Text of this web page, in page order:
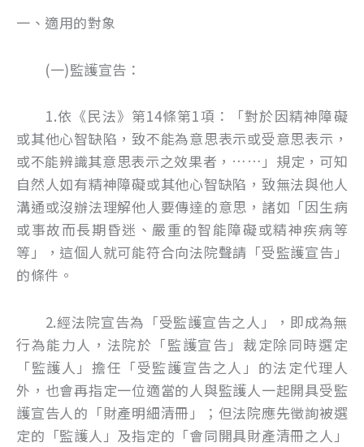
一、適用的對象
(一)監護宣告：
1.依《民法》第14條第1項：「對於因精神障礙
或其他心智缺陷，致不能為意思表示或受意思表示，
或不能辨識其意思表示之效果者，……」規定，可知
自然人如有精神障礙或其他心智缺陷，致無法與他人
溝通或沒辦法理解他人要傳達的意思，諸如「因生病
或事故而長期昏迷、嚴重的智能障礙或精神疾病等
等」，這個人就可能符合向法院聲請「受監護宣告」
的條件。
2.經法院宣告為「受監護宣告之人」，即成為無
行為能力人，法院於「監護宣告」裁定除同時選定
「監護人」擔任「受監護宣告之人」的法定代理人
外，也會再指定一位適當的人與監護人一起開具受監
護宣告人的「財產明細清冊」；但法院應先徵詢被選
定的「監護人」及指定的「會同開具財產清冊之人」